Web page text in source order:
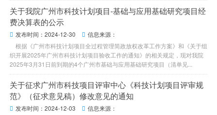
关于我院广州市科技计划项目-基础与应用基础研究项目经
费决算表的公示
 发布时间：2024-12-30  信息来源：
根据《广州市科技计划项目全过程管理简政放权改革工作方案》和《关于组
织开展2025年广州市科技计划项目验收工作的通知》的相关规定，现对我院
2025年3月31日前到期的4个广州市基础与应用基础研究项目（清单见...
关于征求广州市科技项目评审中心《科技计划项目评审规
范》（征求意见稿）修改意见的通知
 发布时间：2024-12-03  信息来源：